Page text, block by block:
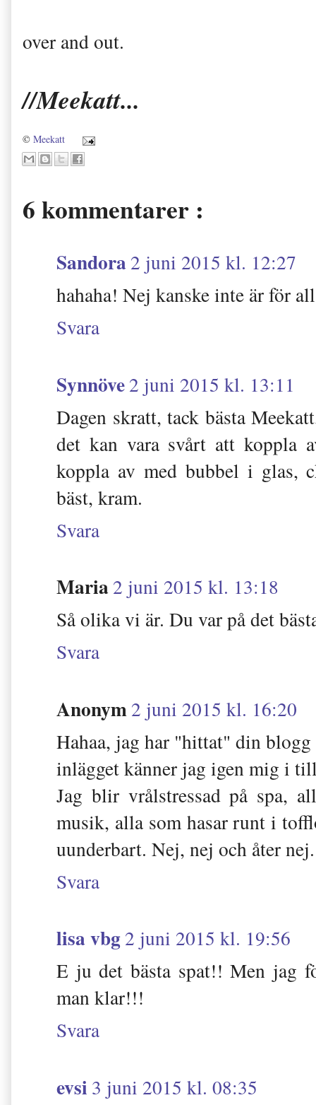
over and out.
//Meekatt...
© Meekatt
6 kommentarer :
Sandora2 juni 2015 kl. 12:27
hahaha! Nej kanske inte är för
Svara
Synnöve2 juni 2015 kl. 13:11
Dagen skratt, tack bästa
det kan vara svårt att koppla
koppla av med bubbel i glas,
bäst, kram.
Svara
Maria2 juni 2015 kl. 13:18
Så olika vi är. Du var på det
Svara
Anonym2 juni 2015 kl. 16:20
Hahaa, jag har "hittat" din
inlägget känner jag igen mig i
Jag blir vrålstressad på spa,
musik, alla som hasar runt i
uunderbart. Nej, nej och åter
Svara
lisa vbg2 juni 2015 kl. 19:56
E ju det bästa spat!! Men jag
man klar!!!
Svara
evsi 3 juni 2015 kl. 08:35